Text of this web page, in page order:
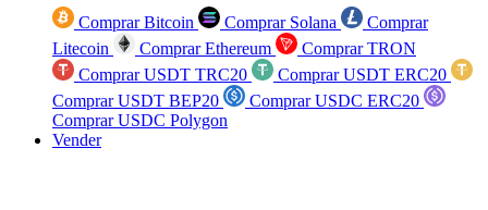
Comprar Bitcoin Comprar Solana
Comprar
Litecoin
Comprar Ethereum
Comprar TRON
Comprar USDT TRC20
Comprar USDT ERC20
Comprar USDT BEP20
Comprar USDC ERC20
Comprar USDC Polygon
Vender